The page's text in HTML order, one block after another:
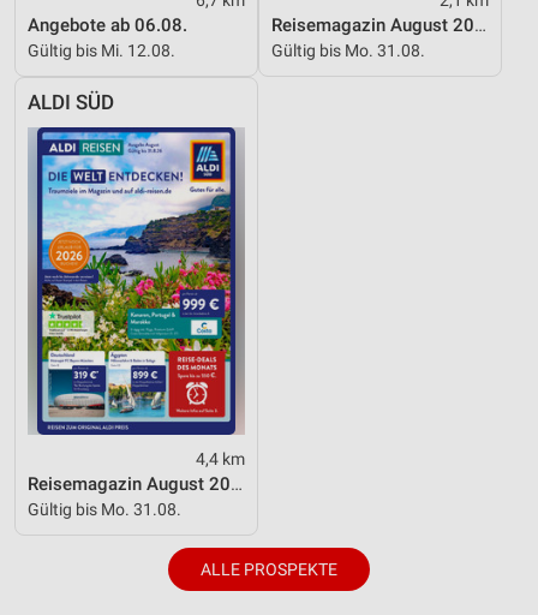
Angebote ab 06.08.
Gültig bis Mi. 12.08.
Reisemagazin August 2026
Gültig bis Mo. 31.08.
ALDI SÜD
4,4 km
Reisemagazin August 2026
Gültig bis Mo. 31.08.
ALLE PROSPEKTE
Erstellung von Profilen für personalisierte
Werbung
Verwendung von Profilen zur Auswahl
personalisierter Werbung
Erstellung von Profilen zur Personalisierung
von Inhalten
Verwendung von Profilen zur Auswahl
personalisierter Inhalte
Messung der Werbeleistung
Messung der Performance von Inhalten
Analyse von Zielgruppen durch Statistiken oder
Kombinationen von Daten aus verschiedenen
Entwicklung und Verbesserung der Angebote
Verwendung reduzierter Daten zur Auswahl von